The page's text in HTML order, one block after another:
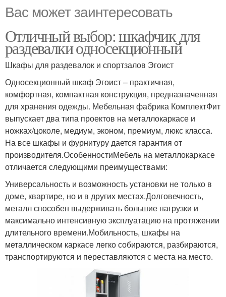
Вас может заинтересовать
Отличный выбор: шкафчик для
раздевалки односекционный
Шкафы для раздевалок и спортзалов Эгоист
Односекционный шкаф Эгоист – практичная,
комфортная, компактная конструкция, предназначенная
для хранения одежды. Мебельная фабрика КомплектФит
выпускает два типа проектов на металлокаркасе и
ножках/цоколе, медиум, эконом, премиум, люкс класса.
На все шкафы и фурнитуру дается гарантия от
производителя.ОсобенностиМебель на металлокаркасе
отличается следующими преимуществами:
Универсальность и возможность установки не только в
доме, квартире, но и в других местах.Долговечность,
металл способен выдерживать большие нагрузки и
максимально интенсивную эксплуатацию на протяжении
длительного времени.Мобильность, шкафы на
металлическом каркасе легко собираются, разбираются,
транспортируются и переставляются с места на место.